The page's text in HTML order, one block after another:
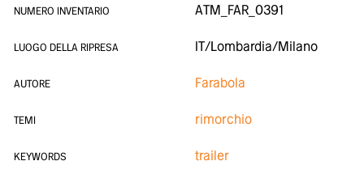
NUMERO INVENTARIO ATM_FAR_0391
LUOGO DELLA RIPRESA IT/Lombardia/Milano
AUTORE Farabola
TEMI rimorchio
KEYWORDS trailer